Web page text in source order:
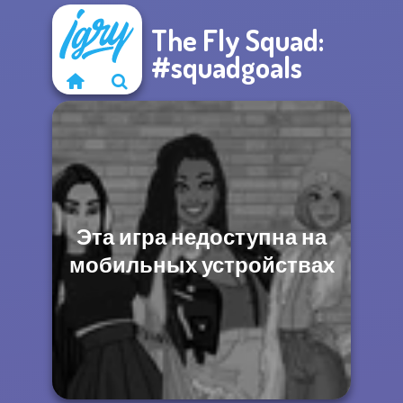
The Fly Squad:
#squadgoals
Эта игра недоступна на
мобильных устройствах